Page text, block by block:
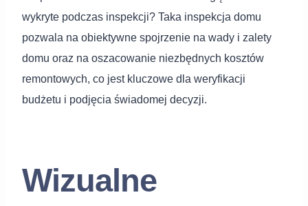
wykryte podczas inspekcji? Taka inspekcja domu
pozwala na obiektywne spojrzenie na wady i zalety
domu oraz na oszacowanie niezbędnych kosztów
remontowych, co jest kluczowe dla weryfikacji
budżetu i podjęcia świadomej decyzji.
Wizualne